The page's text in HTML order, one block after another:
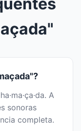
A
sonoras
completa.